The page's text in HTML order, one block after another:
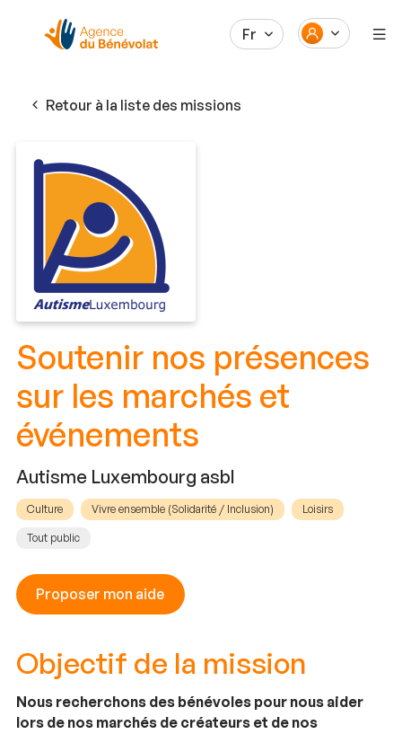
Fr
Retour à la liste des missions
Soutenir nos présences
sur les marchés et
événements
Autisme Luxembourg asbl
Culture Vivre ensemble (Solidarité / Inclusion) Loisirs
Tout public
Proposer mon aide
Objectif de la mission
Nous recherchons des bénévoles pour nous aider
lors de nos marchés de créateurs et de nos